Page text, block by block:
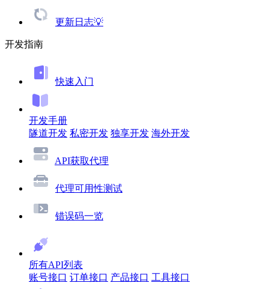
更新日志💡
开发指南
快速入门
开发手册
隧道开发 私密开发 独享开发 海外开发
API获取代理
代理可用性测试
错误码一览
所有API列表
账号接口 订单接口 产品接口 工具接口